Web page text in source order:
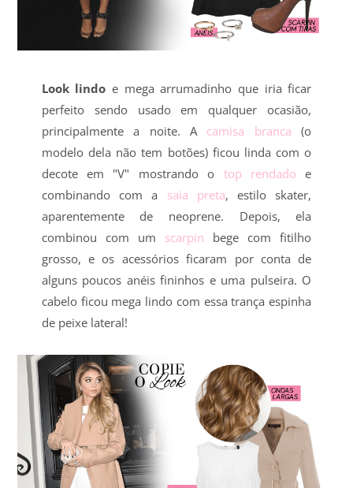
Look lindo e mega arrumadinho que iria ficar
perfeito sendo usado em qualquer ocasião,
principalmente a noite. A camisa branca (o
modelo dela não tem botões) ficou linda com o
decote em "V" mostrando o top rendado e
combinando com a saia preta, estilo skater,
aparentemente de neoprene. Depois, ela
combinou com um scarpin bege com fitilho
grosso, e os acessórios ficaram por conta de
alguns poucos anéis fininhos e uma pulseira. O
cabelo ficou mega lindo com essa trança espinha
de peixe lateral!